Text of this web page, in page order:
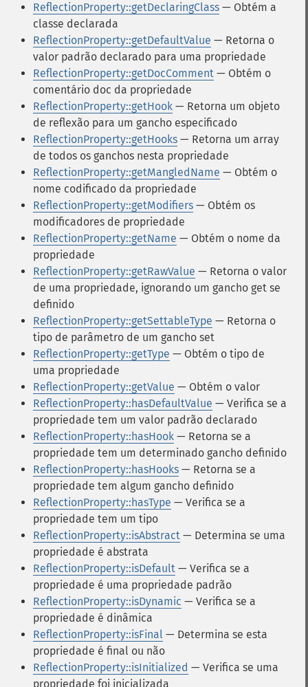
ReflectionProperty::getDeclaringClass — Obtém a
classe declarada
ReflectionProperty::getDefaultValue — Retorna o
valor padrão declarado para uma propriedade
ReflectionProperty::getDocComment — Obtém o
comentário doc da propriedade
ReflectionProperty::getHook — Retorna um objeto
de reflexão para um gancho especificado
ReflectionProperty::getHooks — Retorna um array
de todos os ganchos nesta propriedade
ReflectionProperty::getMangledName — Obtém o
nome codificado da propriedade
ReflectionProperty::getModifiers — Obtém os
modificadores de propriedade
ReflectionProperty::getName — Obtém o nome da
propriedade
ReflectionProperty::getRawValue — Retorna o valor
de uma propriedade, ignorando um gancho get se
definido
ReflectionProperty::getSettableType — Retorna o
tipo de parâmetro de um gancho set
ReflectionProperty::getType — Obtém o tipo de
uma propriedade
ReflectionProperty::getValue — Obtém o valor
ReflectionProperty::hasDefaultValue — Verifica se a
propriedade tem um valor padrão declarado
ReflectionProperty::hasHook — Retorna se a
propriedade tem um determinado gancho definido
ReflectionProperty::hasHooks — Retorna se a
propriedade tem algum gancho definido
ReflectionProperty::hasType — Verifica se a
propriedade tem um tipo
ReflectionProperty::isAbstract — Determina se uma
propriedade é abstrata
ReflectionProperty::isDefault — Verifica se a
propriedade é uma propriedade padrão
ReflectionProperty::isDynamic — Verifica se a
propriedade é dinâmica
ReflectionProperty::isFinal — Determina se esta
propriedade é final ou não
ReflectionProperty::isInitialized — Verifica se uma
propriedade foi inicializada